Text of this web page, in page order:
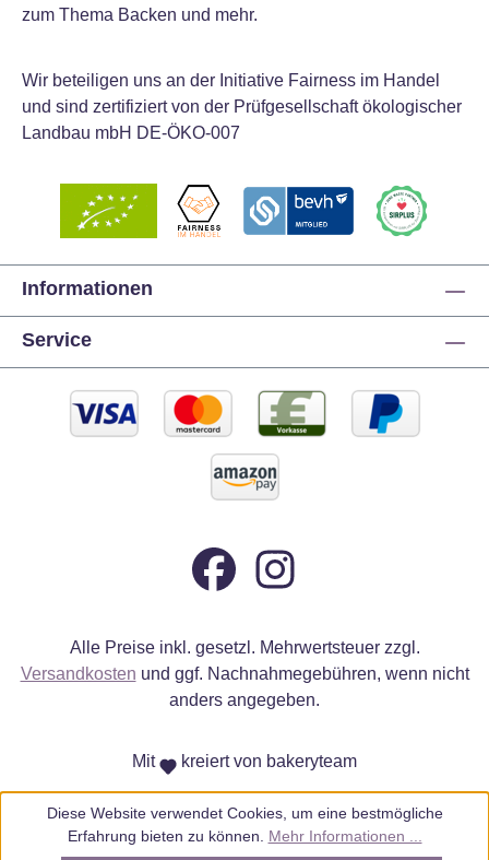
zum Thema Backen und mehr.
Wir beteiligen uns an der Initiative Fairness im Handel
und sind zertifiziert von der Prüfgesellschaft ökologischer
Landbau mbH DE-ÖKO-007
Informationen
Service
Alle Preise inkl. gesetzl. Mehrwertsteuer zzgl.
Versandkosten und ggf. Nachnahmegebühren, wenn nicht
anders angegeben.
Mit kreiert von bakeryteam
Diese Website verwendet Cookies, um eine bestmögliche
Erfahrung bieten zu können. Mehr Informationen ...